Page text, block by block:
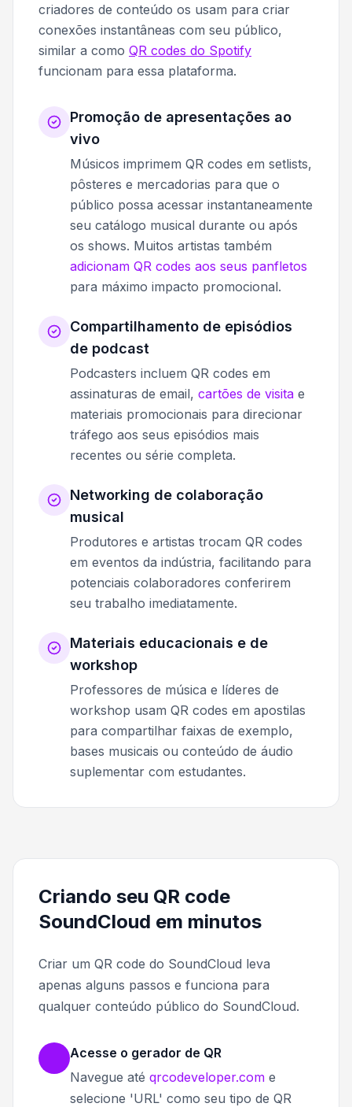
criadores de conteúdo os usam para criar
conexões instantâneas com seu público,
similar a como QR codes do Spotify
funcionam para essa plataforma.
Promoção de apresentações ao
vivo
Músicos imprimem QR codes em setlists,
pôsteres e mercadorias para que o
público possa acessar instantaneamente
seu catálogo musical durante ou após
os shows. Muitos artistas também
adicionam QR codes aos seus panfletos
para máximo impacto promocional.
Compartilhamento de episódios
de podcast
Podcasters incluem QR codes em
assinaturas de email, cartões de visita e
materiais promocionais para direcionar
tráfego aos seus episódios mais
recentes ou série completa.
Networking de colaboração
musical
Produtores e artistas trocam QR codes
em eventos da indústria, facilitando para
potenciais colaboradores conferirem
seu trabalho imediatamente.
Materiais educacionais e de
workshop
Professores de música e líderes de
workshop usam QR codes em apostilas
para compartilhar faixas de exemplo,
bases musicais ou conteúdo de áudio
suplementar com estudantes.
Criando seu QR code
SoundCloud em minutos
Criar um QR code do SoundCloud leva
apenas alguns passos e funciona para
qualquer conteúdo público do SoundCloud.
Acesse o gerador de QR
Navegue até qrcodeveloper.com e
selecione 'URL' como seu tipo de QR